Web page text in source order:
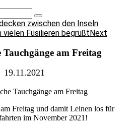
zwischen den Inseln
vielen Füsilieren begrüßtNext
Tauchgänge am Freitag
19.11.2021
Freitag und damit Leinen los für
im November 2021!